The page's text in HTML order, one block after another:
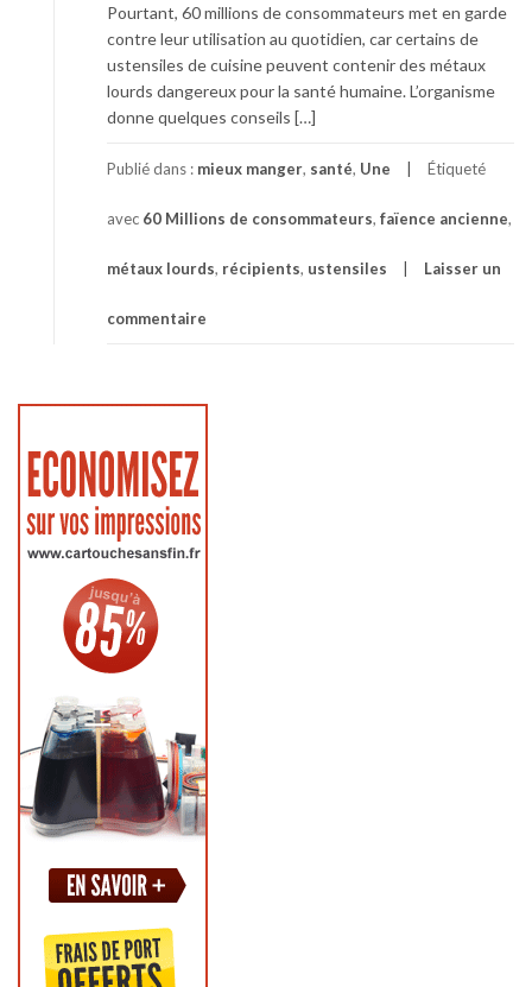
Pourtant, 60 millions de consommateurs met en garde
contre leur utilisation au quotidien, car certains de
ustensiles de cuisine peuvent contenir des métaux
lourds dangereux pour la santé humaine. L’organisme
donne quelques conseils […]
Publié dans : mieux manger, santé, Une Étiqueté
avec 60 Millions de consommateurs, faïence ancienne,
métaux lourds, récipients, ustensiles Laisser un
commentaire